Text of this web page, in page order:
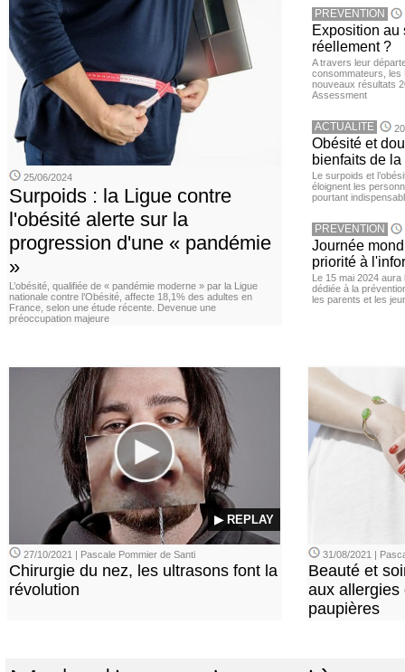
25/06/2024
Surpoids : la Ligue contre
l'obésité alerte sur la
progression d'une « pandémie
»
L’obésité, qualifiée de « pandémie moderne » par la Ligue
nationale contre l’Obésité, affecte 18,1% des adultes en
France, selon une étude récente. Devenue une
préoccupation majeure
PREVENTION
Exposition au
réellement ?
A travers leur
consommateurs, les
nouveaux résultats
Assessment
ACTUALITE
Obésité et
bienfaits de
Le surpoids et
éloignent les
pourtant
PREVENTION
Journée
priorité à
Le 15 mai 2024 aura
dédiée à la
les parents et les
▶ REPLAY
27/10/2021 | Pascale Pommier de Santi
Chirurgie du nez, les ultrasons font la
révolution
31/08/2021 |
Beauté et
aux allergies
paupières